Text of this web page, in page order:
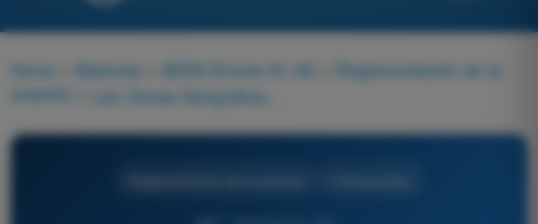
Home Materias AESA Drones A1-A3
Reglamentación de la
aviación